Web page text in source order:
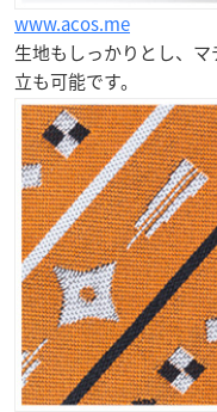
www.acos.me
生地もしっかりとし、
立も可能です。